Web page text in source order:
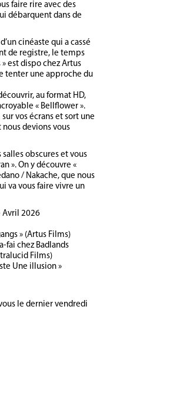
faire rire avec des
débarquent dans de
cinéaste qui a cassé
de registre, le temps
» est dispo chez Artus
tenter une approche du
au format HD,
« Bellflower ».
vos écrans et sort une
devions vous
obscures et vous
». On y découvre «
/ Nakache, que nous
va vous faire vivre un
Avril 2026
» (Artus Films)
fai chez Badlands
Films)
Une illusion »
le dernier vendredi